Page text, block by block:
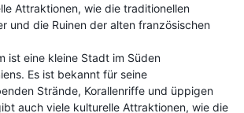
Attraktionen, wie die traditionellen
und die Ruinen der alten französischen
ist eine kleine Stadt im Süden
Es ist bekannt für seine
Strände, Korallenriffe und üppigen
auch viele kulturelle Attraktionen, wie die